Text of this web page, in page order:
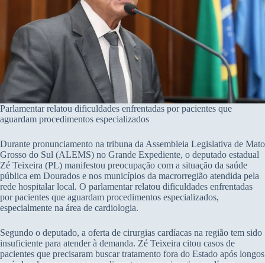
Parlamentar relatou dificuldades enfrentadas por pacientes que
aguardam procedimentos especializados
Durante pronunciamento na tribuna da Assembleia Legislativa de Mato
Grosso do Sul (ALEMS) no Grande Expediente, o deputado estadual
Zé Teixeira (PL) manifestou preocupação com a situação da saúde
pública em Dourados e nos municípios da macrorregião atendida pela
rede hospitalar local. O parlamentar relatou dificuldades enfrentadas
por pacientes que aguardam procedimentos especializados,
especialmente na área de cardiologia.
Segundo o deputado, a oferta de cirurgias cardíacas na região tem sido
insuficiente para atender à demanda. Zé Teixeira citou casos de
pacientes que precisaram buscar tratamento fora do Estado após longos